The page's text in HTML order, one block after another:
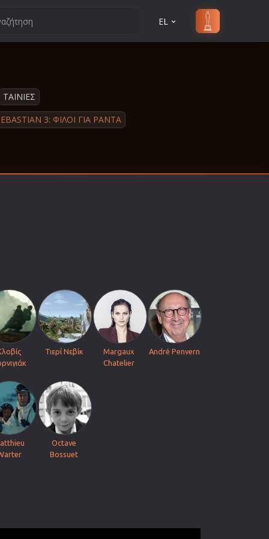
EL
ΤΑΙΝΙΕΣ
3: ΦΙΛΟΙ ΓΙΑ PΑΝΤΑ
Τιερί Νεβίκ
Margaux
Chatelier
André Penvern
Octave
Bossuet